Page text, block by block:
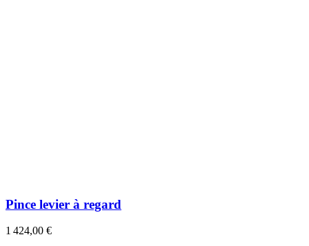
Pince levier à regard
1 424,00 €